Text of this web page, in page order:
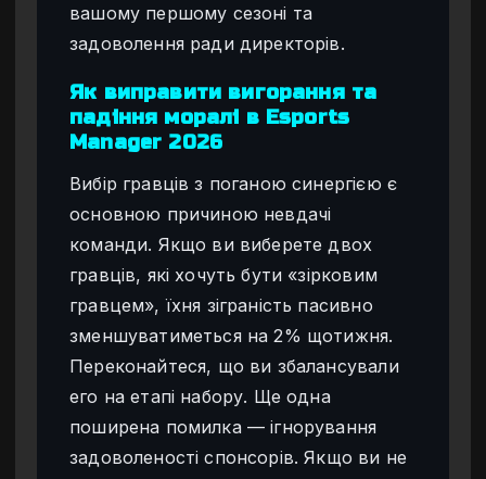
вашому першому сезоні та
задоволення ради директорів.
Як виправити вигорання та
падіння моралі в Esports
Manager 2026
Вибір гравців з поганою синергією є
основною причиною невдачі
команди. Якщо ви виберете двох
гравців, які хочуть бути «зірковим
гравцем», їхня зіграність пасивно
зменшуватиметься на 2% щотижня.
Переконайтеся, що ви збалансували
его на етапі набору. Ще одна
поширена помилка — ігнорування
задоволеності спонсорів. Якщо ви не